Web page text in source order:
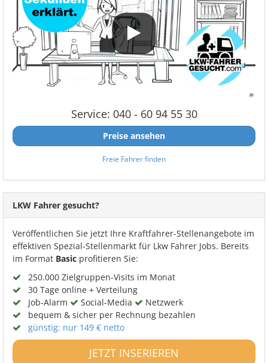
Service: 040 - 60 94 55 30
Preise ansehen
Freie Fahrer finden
LKW Fahrer gesucht?
Veröffentlichen Sie jetzt Ihre Kraftfahrer-Stellenangebote im
effektiven Spezial-Stellenmarkt für Lkw Fahrer Jobs. Bereits
im Format Basic profitieren Sie:
250.000 Zielgruppen-Visits im Monat
30 Tage online + Verteilung
Job-Alarm
Social-Media
Netzwerk
bequem & sicher per Rechnung bezahlen
günstig: nur 149 € netto
JETZT INSERIEREN